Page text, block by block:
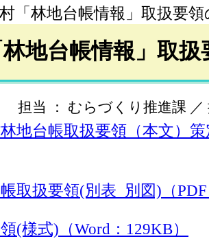
「林地台帳情報」取扱要領
地台帳情報」取扱
担当 ： むらづくり推進課 ／
地台帳取扱要領（本文）策
取扱要領(別表_別図)（
(様式)（Word：129KB）